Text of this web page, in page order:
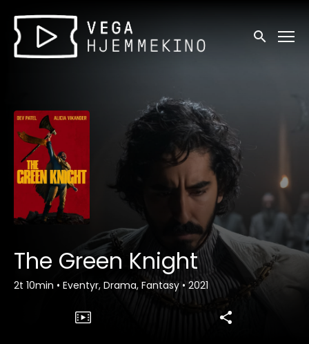
Tilgjengelighetslenker
Søk
The Green Knight
2t 10min • Eventyr, Drama, Fantasy • 2021